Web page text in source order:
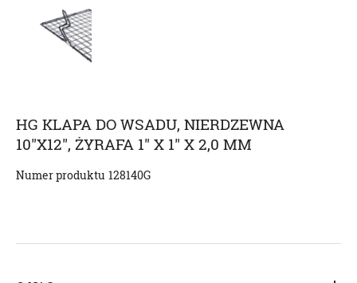
HG KLAPA DO WSADU, NIERDZEWNA
10"X12", ŻYRAFA 1" X 1" X 2,0 MM
Numer produktu 128140G